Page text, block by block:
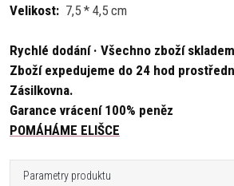
Velikost: 7,5 * 4,5 cm
Rychlé dodání · Všechno zboží
Zboží expedujeme do 24 hod
Zásilkovna.
Garance vrácení 100% peněz
POMÁHÁME ELIŠCE
Parametry produktu